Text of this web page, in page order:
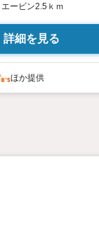
ービン2.5ｋｍ
詳細を見る
ほか提供